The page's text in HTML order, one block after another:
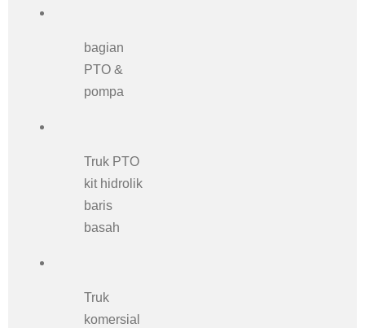
bagian
PTO &
pompa
Truk PTO
kit hidrolik
baris
basah
Truk
komersial